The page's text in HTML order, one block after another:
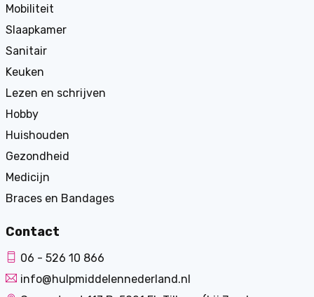
Mobiliteit
Slaapkamer
Sanitair
Keuken
Lezen en schrijven
Hobby
Huishouden
Gezondheid
Medicijn
Braces en Bandages
Contact
06 - 526 10 866
info@hulpmiddelennederland.nl